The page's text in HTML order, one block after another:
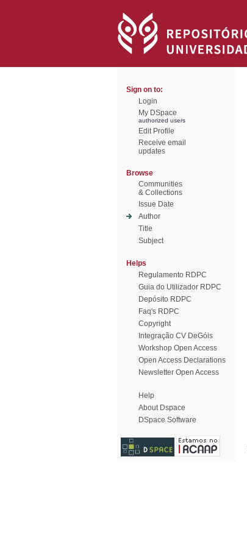
Sign on to:
Login
My DSpace
authorized users
Edit Profile
Receive email
updates
Browse
Communities
& Collections
Issue Date
Author
Title
Subject
Helps
Regulamento RDPC
Guia do Utilizador RDPC
Depósito RDPC
Faq's RDPC
Copyright
Integração CV DeGóis
Workshop Open Access
Open Access Declarations
Newsletter Open Access
Help
About Dspace
DSpace Software